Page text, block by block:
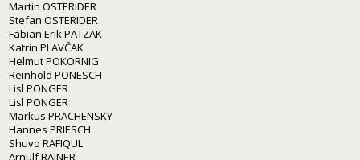
Martin OSTERIDER
Stefan OSTERIDER
Fabian Erik PATZAK
Katrin PLAVČAK
Helmut POKORNIG
Reinhold PONESCH
Lisl PONGER
Lisl PONGER
Markus PRACHENSKY
Hannes PRIESCH
Shuvo RAFIQUL
Arnulf RAINER